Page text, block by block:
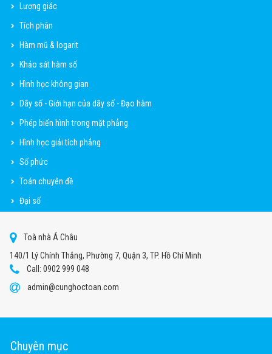
Lượng giác
Tích phân
Hàm mũ & logarit
Khảo sát hàm số
Hình học không gian
Dãy số - Giới hạn của dãy số - Đạo hàm
Phép biến hình trong mặt phẳng
Hình học giải tích phẳng
Số phức
Toán chuyên đề
Đại số
Toà nhà Á Châu
140/1 Lý Chính Thắng, Phường 7, Quận 3, TP. Hồ Chí Minh
Call: 0902 999 048
admin@cunghoctoan.com
Chuyên mục